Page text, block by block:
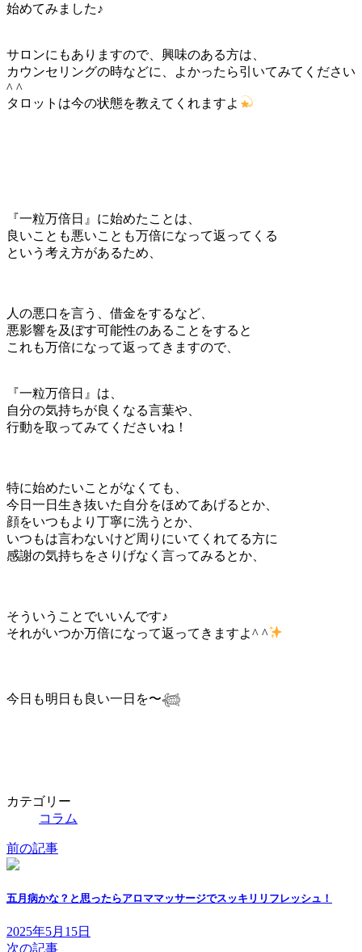
始めてみました♪
サロンにもありますので、興味のある方は、
カウンセリングの時などに、よかったら引いてみてください
^ ^
タロットは今の状態を教えてくれますよ
『一粒万倍日』に始めたことは、
良いことも悪いことも万倍になって返ってくる
という考え方があるため、
人の悪口を言う、借金をするなど、
悪影響を及ぼす可能性のあることをすると
これも万倍になって返ってきますので、
『一粒万倍日』は、
自分の気持ちが良くなる言葉や、
行動を取ってみてくださいね！
特に始めたいことがなくても、
今日一日生き抜いた自分をほめてあげるとか、
顔をいつもより丁寧に洗うとか、
いつもは言わないけど周りにいてくれてる方に
感謝の気持ちをさりげなく言ってみるとか、
そういうことでいいんです♪
それがいつか万倍になって返ってきますよ^ ^
今日も明日も良い一日を〜𓆉
カテゴリー
コラム
前の記事
五月病かな？と思ったらアロママッサージでスッキリリフレッシュ！
2025年5月15日
次の記事